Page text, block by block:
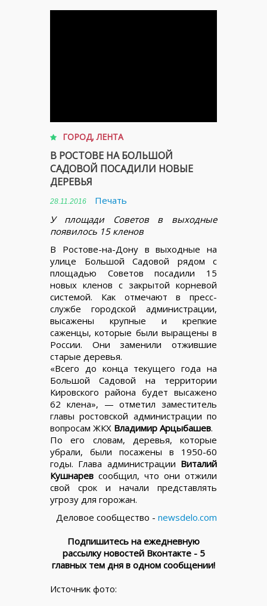
ГОРОД,ЛЕНТА
В РОСТОВЕ НА БОЛЬШОЙ
САДОВОЙ ПОСАДИЛИ НОВЫЕ
ДЕРЕВЬЯ
28.11.2016
Печать
У площади Советов в выходные
появилось 15 кленов
В Ростове-на-Дону в выходные на
улице Большой Садовой рядом с
площадью Советов посадили 15
новых кленов с закрытой корневой
системой. Как отмечают в пресс-
службе городской администрации,
высажены крупные и крепкие
саженцы, которые были выращены в
России. Они заменили отжившие
старые деревья.
«Всего до конца текущего года на
Большой Садовой на территории
Кировского района будет высажено
62 клена», — отметил заместитель
главы ростовской администрации по
вопросам ЖКХ Владимир Арцыбашев.
По его словам, деревья, которые
убрали, были посажены в 1950-60
годы. Глава администрации Виталий
Кушнарев сообщил, что они отжили
свой срок и начали представлять
угрозу для горожан.
Деловое сообщество - newsdelo.com
Подпишитесь на ежедневную
рассылку новостей Вконтакте - 5
главных тем дня в одном сообщении!
Источник фото: